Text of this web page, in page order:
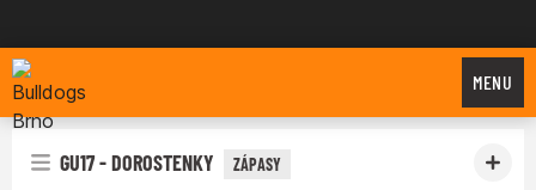
Bulldogs Brno
MENU
GU17 - DOROSTENKY ZÁPASY